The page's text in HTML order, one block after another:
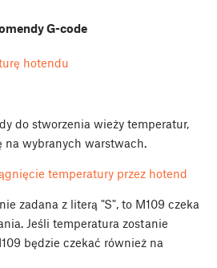
G-code
hotendu
do stworzenia wieży temperatur,
na wybranych warstwach.
temperatury przez hotend
zadana z literą "S", to M109 czeka
Jeśli temperatura zostanie
będzie czekać również na